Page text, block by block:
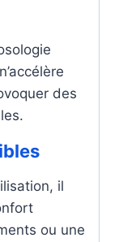
des
il
ou une